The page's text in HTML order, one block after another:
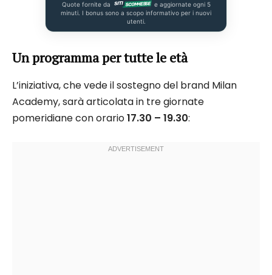
Quote fornite da
e aggiornate ogni 5
minuti. I bonus sono a scopo informativo per i nuovi
utenti.
Un programma per tutte le età
L’iniziativa, che vede il sostegno del brand Milan
Academy, sarà articolata in tre giornate
pomeridiane con orario17.30 – 19.30: